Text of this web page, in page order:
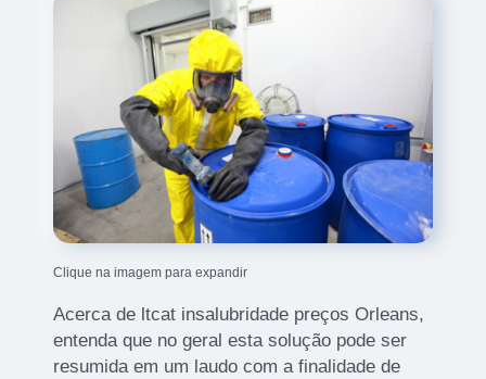
Clique na imagem para expandir
Acerca de ltcat insalubridade preços Orleans,
entenda que no geral esta solução pode ser
resumida em um laudo com a finalidade de